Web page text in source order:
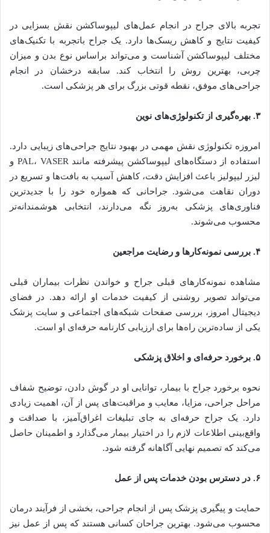
تجربه بالای جراح در انجام عمل‌های لیپوساکشن نقش بسزایی در
کیفیت نتایج و کاهش ریسک‌ها دارد. یک جراح باتجربه با تکنیک‌های
مختلف لیپوساکشن آشناست و می‌تواند براساس نوع بدن و میزان
چربی، بهترین روش را انتخاب کند. سابقه درخشان در انجام
جراحی‌های موفق، نقطه قوتی بزرگ برای هر پزشکی است.
۳. بهره‌گیری از تکنولوژی‌های نوین
امروزه تکنولوژی نقش مهمی در بهبود نتایج جراحی‌های زیبایی دارد.
استفاده از دستگاه‌های لیپوساکشن پیشرفته مانند PAL، VASER و
لیزر لیپولیز باعث افزایش دقت، کاهش آسیب به بافت‌ها و تسریع در
دوران نقاهت می‌شود. جراحانی که همواره خود را با جدیدترین
فناوری‌های پزشکی به‌روز نگه می‌دارند، انتخابی هوشمندانه‌تر
محسوب می‌شوند.
۴. بررسی نمونه‌کارها و رضایت مراجعین
مشاهده نمونه‌کارهای قبلی جراح و خواندن نظرات بیماران قبلی
می‌تواند تصویر روشنی از کیفیت خدمات او ارائه دهد. در فضای
دیجیتال امروز، بررسی صفحات شبکه‌های اجتماعی و سایت پزشک
یکی از ساده‌ترین راه‌ها برای ارزیابی کارنامه حرفه‌ای او است.
۵. برخورد حرفه‌ای و اخلاق پزشکی
نحوه برخورد جراح با بیمار، توانایی او در گوش دادن، توضیح شفاف
مراحل جراحی، مزایا، معایب و مراقبت‌های پس از آن، اهمیت زیادی
دارد. یک جراح حرفه‌ای به جای تبلیغات اغراق‌آمیز، با صداقت و
واقع‌بینی اطلاعات لازم را در اختیار بیمار می‌گذارد و اطمینان حاصل
می‌کند که تصمیم نهایی آگاهانه گرفته شود.
۶. در دسترس بودن خدمات پس از عمل
حمایت و پیگیری پزشک پس از انجام جراحی، بخشی از فرآیند درمان
محسوب می‌شود. بهترین جراحان کسانی هستند که پس از عمل نیز